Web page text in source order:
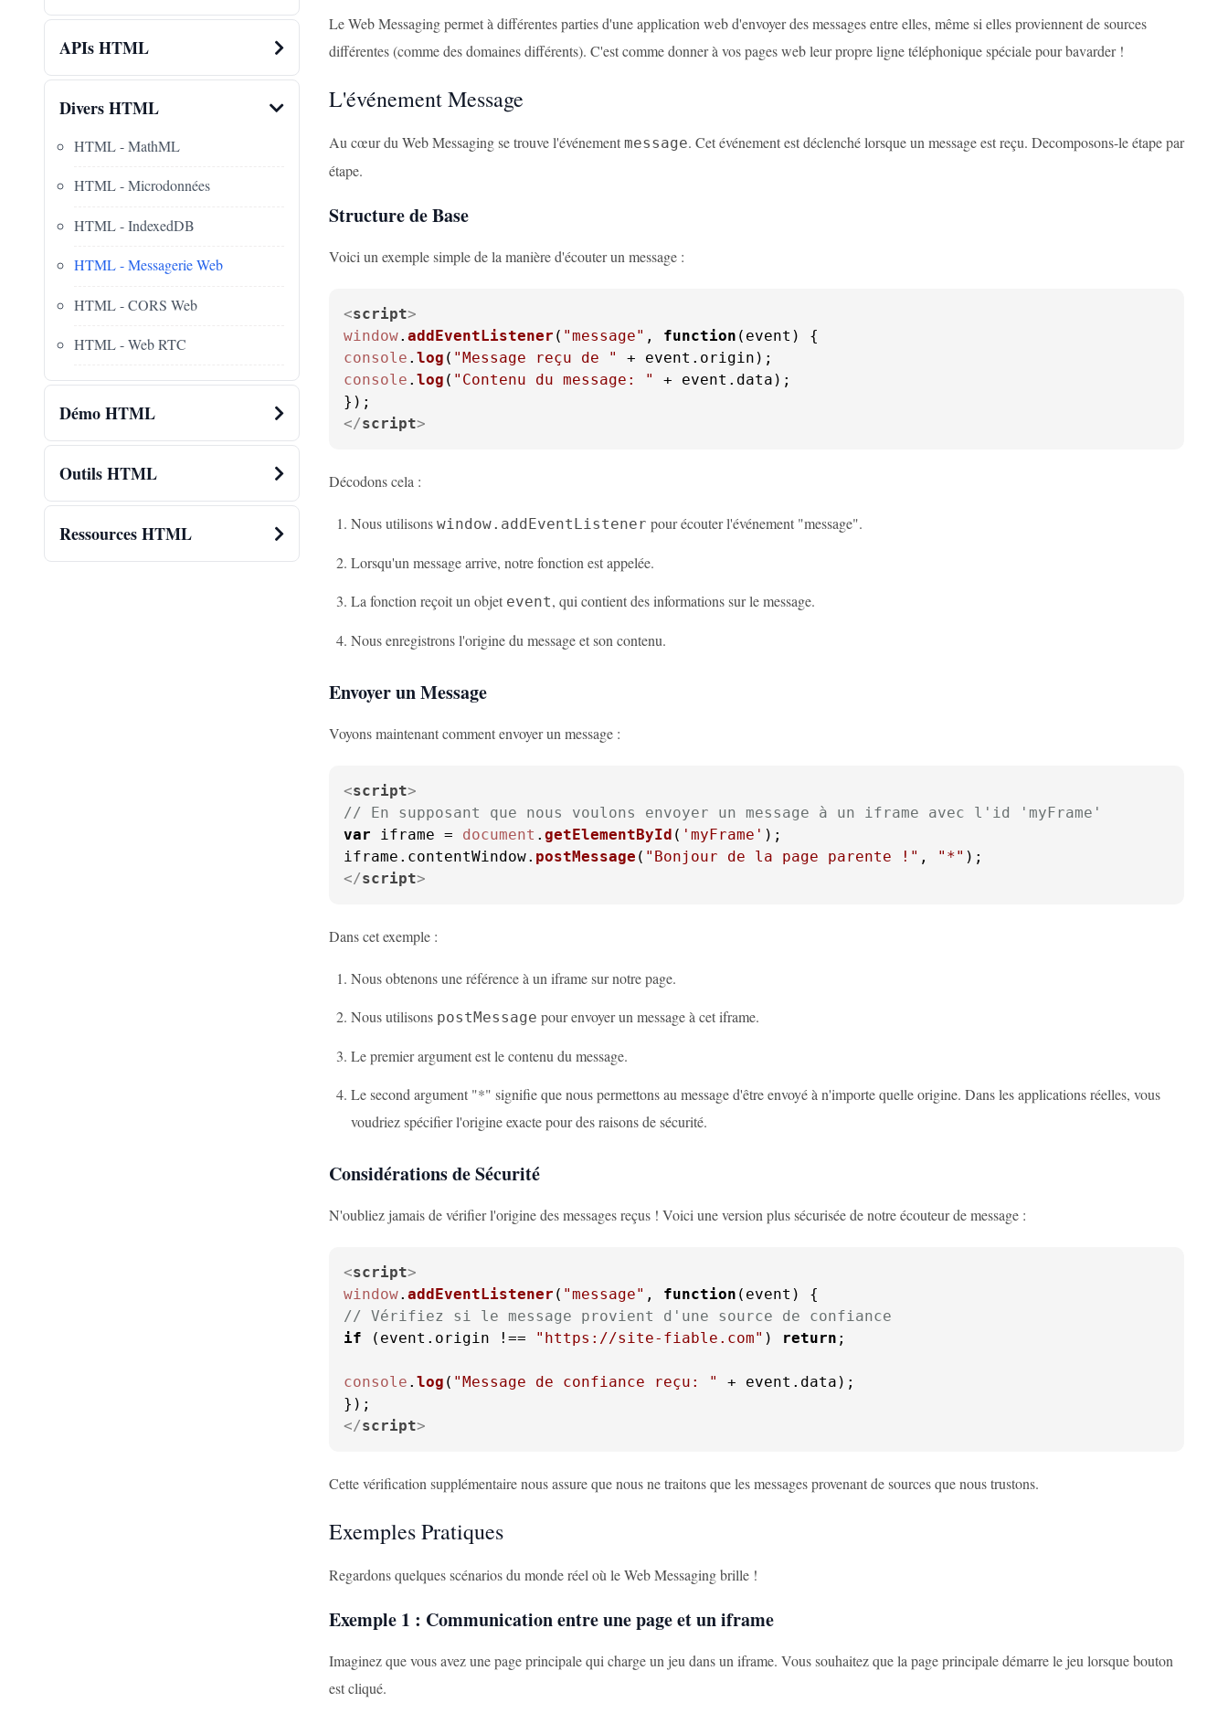
APIs HTML
Divers HTML
HTML - MathML
HTML - Microdonnées
HTML - IndexedDB
HTML - Messagerie Web
HTML - CORS Web
HTML - Web RTC
Démo HTML
Outils HTML
Ressources HTML
Le Web Messaging permet à différentes parties d'une application web d'envoyer des messages entre elles, même si elles proviennent de sources
différentes (comme des domaines différents). C'est comme donner à vos pages web leur propre ligne téléphonique spéciale pour bavarder !
L'événement Message
Au cœur du Web Messaging se trouve l'événement message. Cet événement est déclenché lorsque un message est reçu. Decomposons-le étape par
étape.
Structure de Base
Voici un exemple simple de la manière d'écouter un message :
<script>
window. addEventListener ( "message" , function ( event
console . log ( "Message reçu de " + event. origin
console . log ( "Contenu du message: " + event. data );
</script>
Décodons cela :
Nous utilisons window.addEventListener pour écouter l'événement "message".
Lorsqu'un message arrive, notre fonction est appelée.
La fonction reçoit un objet event, qui contient des informations sur le message.
Nous enregistrons l'origine du message et son contenu.
Envoyer un Message
Voyons maintenant comment envoyer un message :
<script>
// En supposant que nous voulons envoyer un message à un iframe avec l'id 'myFrame'
var iframe = document . getElementById ( 'myFrame' );
iframe. contentWindow. postMessage ( "Bonjour de la page parente !" , "*"
</script>
Dans cet exemple :
Nous obtenons une référence à un iframe sur notre page.
Nous utilisons postMessage pour envoyer un message à cet iframe.
Le premier argument est le contenu du message.
Le second argument "*" signifie que nous permettons au message d'être envoyé à n'importe quelle origine. Dans les applications réelles, vous
voudriez spécifier l'origine exacte pour des raisons de sécurité.
Considérations de Sécurité
N'oubliez jamais de vérifier l'origine des messages reçus ! Voici une version plus sécurisée de notre écouteur de message :
<script>
window. addEventListener ( "message" , function ( event
// Vérifiez si le message provient d'une source de confiance
if (event. origin !== "https://site-fiable.com" ) return ;
console . log ( "Message de confiance reçu: " + event. data );
</script>
Cette vérification supplémentaire nous assure que nous ne traitons que les messages provenant de sources que nous trustons.
Exemples Pratiques
Regardons quelques scénarios du monde réel où le Web Messaging brille !
Exemple 1 : Communication entre une page et un iframe
Imaginez que vous avez une page principale qui charge un jeu dans un iframe. Vous souhaitez que la page principale démarre le jeu lorsque bouton
est cliqué.